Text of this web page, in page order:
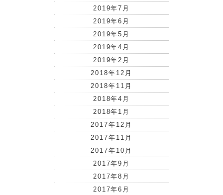
2019年7月
2019年6月
2019年5月
2019年4月
2019年2月
2018年12月
2018年11月
2018年4月
2018年1月
2017年12月
2017年11月
2017年10月
2017年9月
2017年8月
2017年6月